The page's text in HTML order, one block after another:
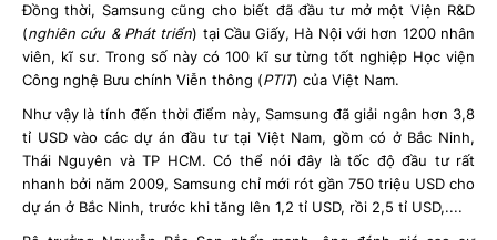
Đồng thời, Samsung cũng cho biết đã đầu tư mở một Viện R&D
(nghiên cứu & Phát triển) tại Cầu Giấy, Hà Nội với hơn 1200 nhân
viên, kĩ sư. Trong số này có 100 kĩ sư từng tốt nghiệp Học viện
Công nghệ Bưu chính Viễn thông (PTIT) của Việt Nam.
Như vậy là tính đến thời điểm này, Samsung đã giải ngân hơn 3,8
tỉ USD vào các dự án đầu tư tại Việt Nam, gồm có ở Bắc Ninh,
Thái Nguyên và TP HCM. Có thể nói đây là tốc độ đầu tư rất
nhanh bởi năm 2009, Samsung chỉ mới rót gần 750 triệu USD cho
dự án ở Bắc Ninh, trước khi tăng lên 1,2 tỉ USD, rồi 2,5 tỉ USD,....